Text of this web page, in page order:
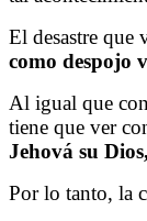
El desastre
como despojo
Al igual que
tiene que ver
Jehová su
Por lo tanto, la